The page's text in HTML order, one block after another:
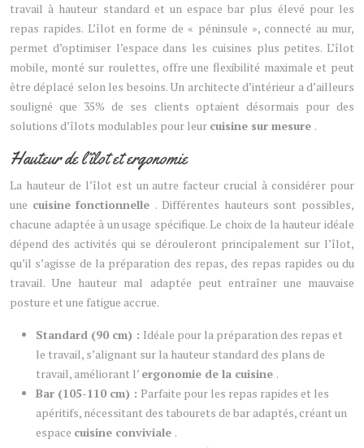
travail à hauteur standard et un espace bar plus élevé pour les
repas rapides. L’îlot en forme de « péninsule », connecté au mur,
permet d’optimiser l’espace dans les cuisines plus petites. L’îlot
mobile, monté sur roulettes, offre une flexibilité maximale et peut
être déplacé selon les besoins. Un architecte d’intérieur a d’ailleurs
souligné que 35% de ses clients optaient désormais pour des
solutions d’îlots modulables pour leur cuisine sur mesure .
Hauteur de l’îlot et ergonomie
La hauteur de l’îlot est un autre facteur crucial à considérer pour
une cuisine fonctionnelle . Différentes hauteurs sont possibles,
chacune adaptée à un usage spécifique. Le choix de la hauteur idéale
dépend des activités qui se dérouleront principalement sur l’îlot,
qu’il s’agisse de la préparation des repas, des repas rapides ou du
travail. Une hauteur mal adaptée peut entraîner une mauvaise
posture et une fatigue accrue.
Standard (90 cm) : Idéale pour la préparation des repas et
le travail, s’alignant sur la hauteur standard des plans de
travail, améliorant l’ ergonomie de la cuisine .
Bar (105-110 cm) : Parfaite pour les repas rapides et les
apéritifs, nécessitant des tabourets de bar adaptés, créant un
espace cuisine conviviale .